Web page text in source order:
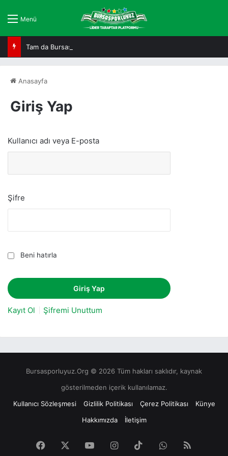
Menü
Tam da Bursaspor ruhuna uygun!
Anasayfa
Giriş Yap
Kullanıcı adı veya E-posta
Şifre
Beni hatırla
Kayıt Ol Şifremi Unuttum
Bursasporluyuz.Org © 2026 Tüm hakları saklıdır, kaynak
gösterilmeden içerik kullanılamaz.
Kullanıcı Sözleşmesi
Gizlilik Politikası Çerez Politikası
Künye
Hakkımızda
İletişim
Facebook YouTubeInstagram
TikTokWhatsApp
RSS